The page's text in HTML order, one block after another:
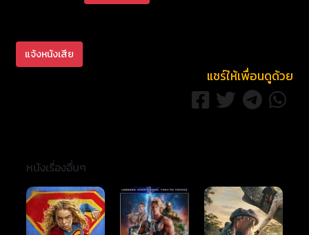
แจ้งหนังเสีย
แชร์ให้เพื่อนดูด้วย
หนังเรื่องอื่นๆ